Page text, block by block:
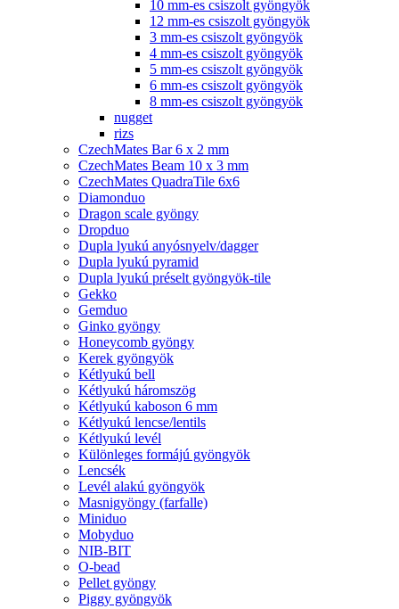
10 mm-es csiszolt gyöngyök
12 mm-es csiszolt gyöngyök
3 mm-es csiszolt gyöngyök
4 mm-es csiszolt gyöngyök
5 mm-es csiszolt gyöngyök
6 mm-es csiszolt gyöngyök
8 mm-es csiszolt gyöngyök
nugget
rizs
CzechMates Bar 6 x 2 mm
CzechMates Beam 10 x 3 mm
CzechMates QuadraTile 6x6
Diamonduo
Dragon scale gyöngy
Dropduo
Dupla lyukú anyósnyelv/dagger
Dupla lyukú pyramid
Dupla lyukú préselt gyöngyök-tile
Gekko
Gemduo
Ginko gyöngy
Honeycomb gyöngy
Kerek gyöngyök
Kétlyukú bell
Kétlyukú háromszög
Kétlyukú kaboson 6 mm
Kétlyukú lencse/lentils
Kétlyukú levél
Különleges formájú gyöngyök
Lencsék
Levél alakú gyöngyök
Masnigyöngy (farfalle)
Miniduo
Mobyduo
NIB-BIT
O-bead
Pellet gyöngy
Piggy gyöngyök